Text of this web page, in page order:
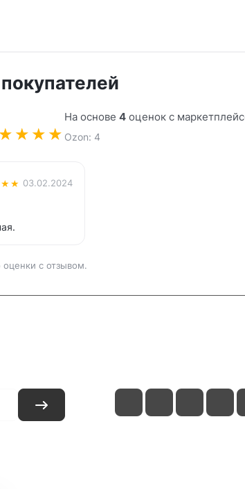
★ ★ ★ ★
На основе 4 оценок с
Ozon: 4
★★ 03.02.2024
оценки с отзывом.